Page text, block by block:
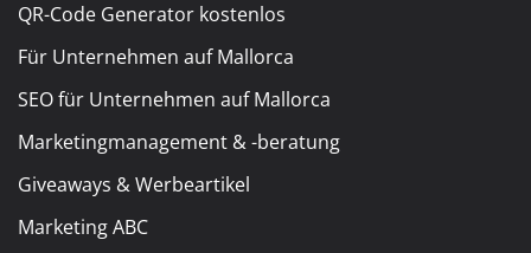
QR-Code Generator kostenlos
Für Unternehmen auf Mallorca
SEO für Unternehmen auf Mallorca
Marketingmanagement & -beratung
Giveaways & Werbeartikel
Marketing ABC